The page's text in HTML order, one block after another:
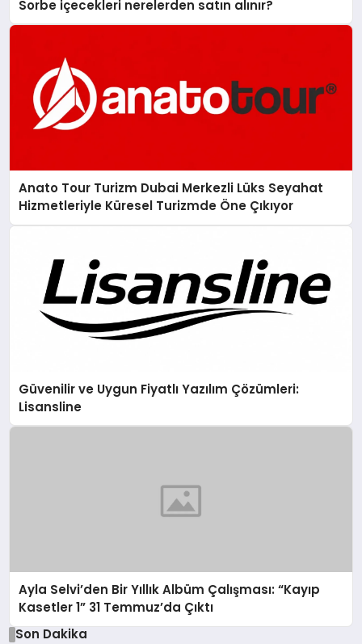
Sorbe içecekleri nerelerden satın alınır?
Anato Tour Turizm Dubai Merkezli Lüks Seyahat
Hizmetleriyle Küresel Turizmde Öne Çıkıyor
Güvenilir ve Uygun Fiyatlı Yazılım Çözümleri:
Lisansline
Ayla Selvi’den Bir Yıllık Albüm Çalışması: “Kayıp
Kasetler 1” 31 Temmuz’da Çıktı
Son Dakika